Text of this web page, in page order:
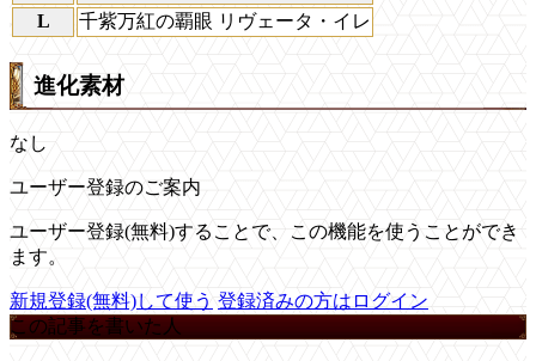
L
千紫万紅の覇眼 リヴェータ・イレ
進化素材
なし
ユーザー登録のご案内
ユーザー登録(無料)することで、この機能を使うことができ
ます。
新規登録(無料)して使う 登録済みの方はログイン
この記事を書いた人